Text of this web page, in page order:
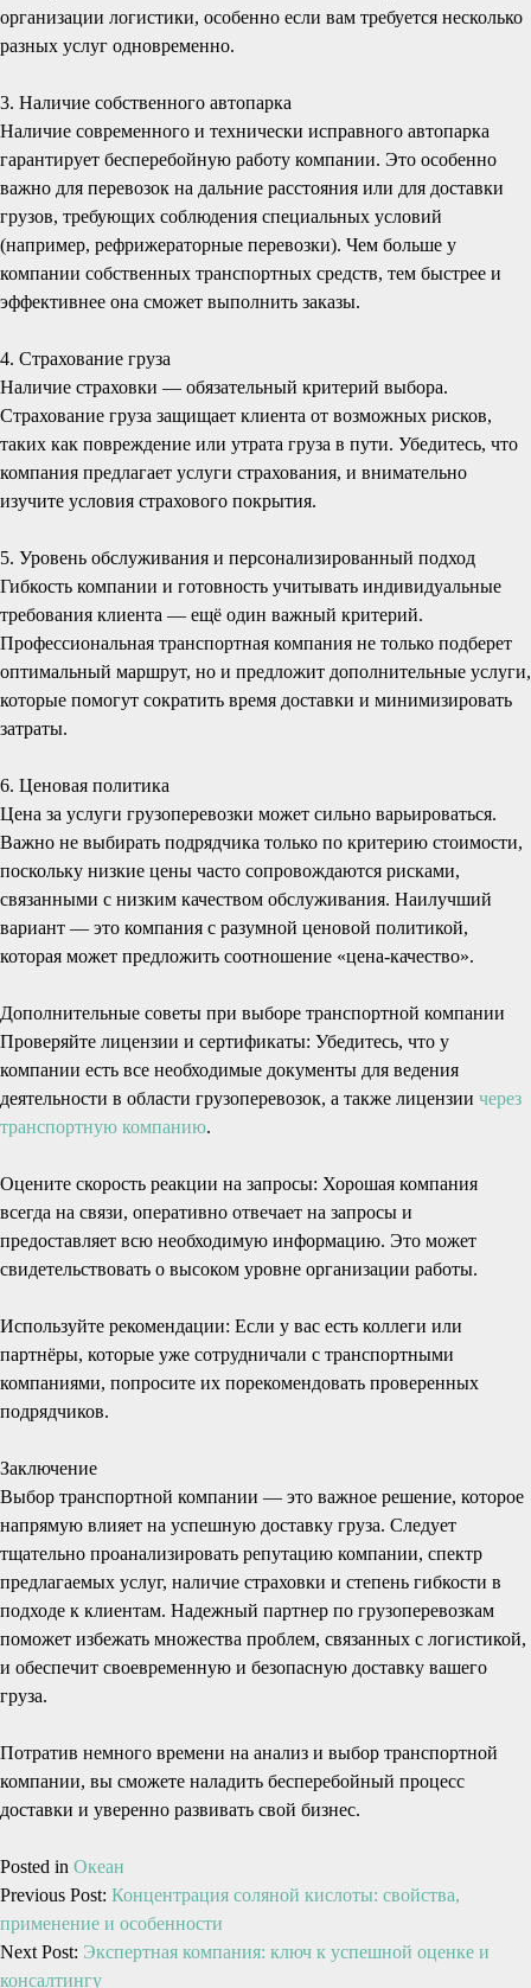
организации логистики, особенно если вам требуется несколько
разных услуг одновременно.
3. Наличие собственного автопарка
Наличие современного и технически исправного автопарка
гарантирует бесперебойную работу компании. Это особенно
важно для перевозок на дальние расстояния или для доставки
грузов, требующих соблюдения специальных условий
(например, рефрижераторные перевозки). Чем больше у
компании собственных транспортных средств, тем быстрее и
эффективнее она сможет выполнить заказы.
4. Страхование груза
Наличие страховки — обязательный критерий выбора.
Страхование груза защищает клиента от возможных рисков,
таких как повреждение или утрата груза в пути. Убедитесь, что
компания предлагает услуги страхования, и внимательно
изучите условия страхового покрытия.
5. Уровень обслуживания и персонализированный подход
Гибкость компании и готовность учитывать индивидуальные
требования клиента — ещё один важный критерий.
Профессиональная транспортная компания не только подберет
оптимальный маршрут, но и предложит дополнительные услуги,
которые помогут сократить время доставки и минимизировать
затраты.
6. Ценовая политика
Цена за услуги грузоперевозки может сильно варьироваться.
Важно не выбирать подрядчика только по критерию стоимости,
поскольку низкие цены часто сопровождаются рисками,
связанными с низким качеством обслуживания. Наилучший
вариант — это компания с разумной ценовой политикой,
которая может предложить соотношение «цена-качество».
Дополнительные советы при выборе транспортной компании
Проверяйте лицензии и сертификаты: Убедитесь, что у
компании есть все необходимые документы для ведения
деятельности в области грузоперевозок, а также лицензии через
транспортную компанию.
Оцените скорость реакции на запросы: Хорошая компания
всегда на связи, оперативно отвечает на запросы и
предоставляет всю необходимую информацию. Это может
свидетельствовать о высоком уровне организации работы.
Используйте рекомендации: Если у вас есть коллеги или
партнёры, которые уже сотрудничали с транспортными
компаниями, попросите их порекомендовать проверенных
подрядчиков.
Заключение
Выбор транспортной компании — это важное решение, которое
напрямую влияет на успешную доставку груза. Следует
тщательно проанализировать репутацию компании, спектр
предлагаемых услуг, наличие страховки и степень гибкости в
подходе к клиентам. Надежный партнер по грузоперевозкам
поможет избежать множества проблем, связанных с логистикой,
и обеспечит своевременную и безопасную доставку вашего
груза.
Потратив немного времени на анализ и выбор транспортной
компании, вы сможете наладить бесперебойный процесс
доставки и уверенно развивать свой бизнес.
Posted in Океан
Previous Post: Концентрация соляной кислоты: свойства,
применение и особенности
Next Post: Экспертная компания: ключ к успешной оценке и
консалтингу